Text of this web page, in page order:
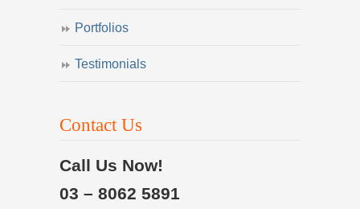
Portfolios
Testimonials
Contact Us
Call Us Now!
03 – 8062 5891